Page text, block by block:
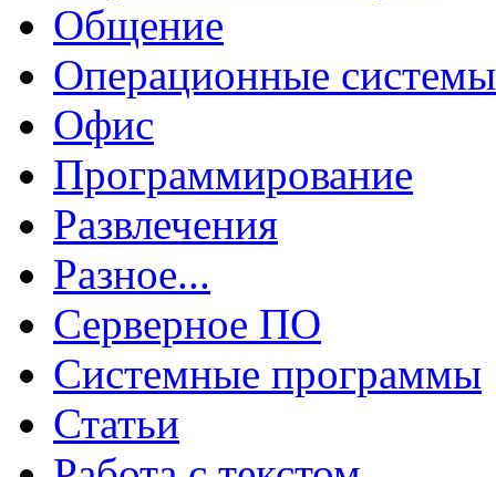
Общение
Операционные системы
Офис
Программирование
Развлечения
Разное...
Серверное ПО
Системные программы
Статьи